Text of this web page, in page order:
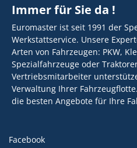
Immer für Sie da !
Euromaster ist seit 1991 der
Werkstattservice. Unsere
Arten von Fahrzeugen: PKW,
Spezialfahrzeuge oder
Vertriebsmitarbeiter
Verwaltung Ihrer
die besten Angebote für Ihre
Facebook